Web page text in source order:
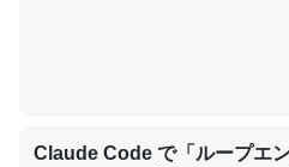
コオロギのカルシウム分はエ
─ニュース :: 【研究発表】昆虫学の
Claude Code で「ループエ